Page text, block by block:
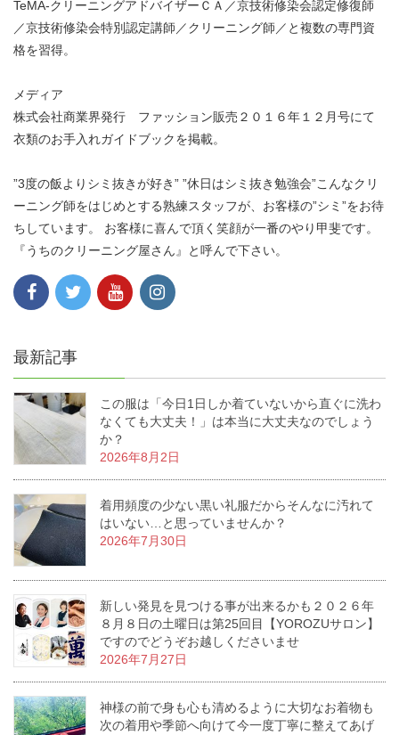
TeMA-クリーニングアドバイザーＣＡ／京技術修染会認定修復師
／京技術修染会特別認定講師／クリーニング師／と複数の専門資
格を習得。
メディア
株式会社商業界発行 ファッション販売２０１６年１２月号にて
衣類のお手入れガイドブックを掲載。
”3度の飯よりシミ抜きが好き” ”休日はシミ抜き勉強会”こんなクリ
ーニング師をはじめとする熟練スタッフが、お客様の”シミ”をお待
ちしています。 お客様に喜んで頂く笑顔が一番のやり甲斐です。
『うちのクリーニング屋さん』と呼んで下さい。
最新記事
この服は「今日1日しか着ていないから直ぐに洗わ
なくても大丈夫！」は本当に大丈夫なのでしょう
か？
2026年8月2日
着用頻度の少ない黒い礼服だからそんなに汚れて
はいない…と思っていませんか？
2026年7月30日
新しい発見を見つける事が出来るかも２０２６年
８月８日の土曜日は第25回目【YOROZUサロン】
ですのでどうぞお越しくださいませ
2026年7月27日
神様の前で身も心も清めるように大切なお着物も
次の着用や季節へ向けて今一度丁寧に整えてあげ